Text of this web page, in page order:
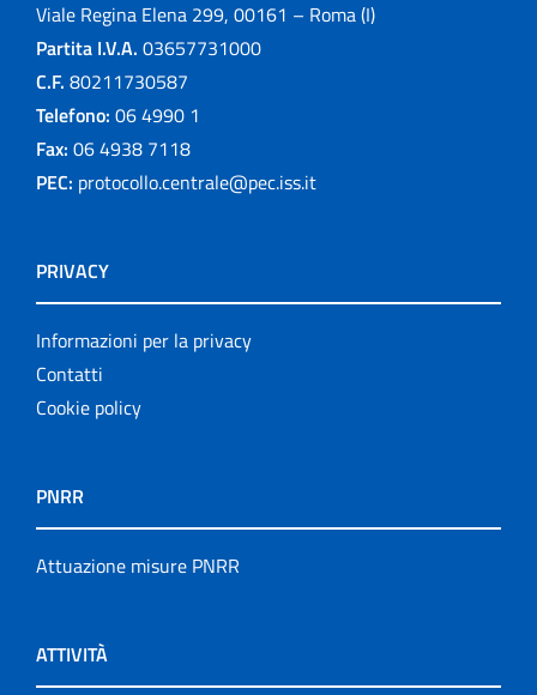
Viale Regina Elena 299, 00161 – Roma (I)
Partita I.V.A. 03657731000
C.F. 80211730587
Telefono: 06 4990 1
Fax: 06 4938 7118
PEC: protocollo.centrale@pec.iss.it
PRIVACY
Informazioni per la privacy
Contatti
Cookie policy
PNRR
Attuazione misure PNRR
ATTIVITÀ